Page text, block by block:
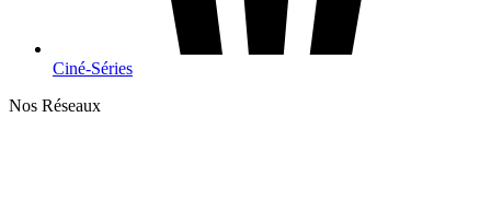
Ciné-Séries
Nos Réseaux